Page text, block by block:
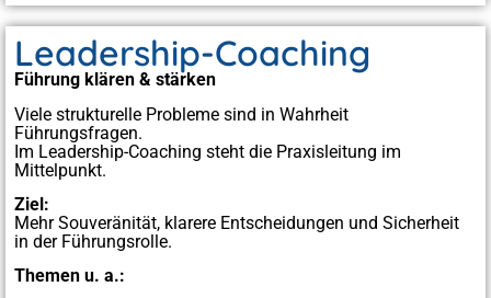
Leadership-Coaching
Führung klären & stärken
Viele strukturelle Probleme sind in Wahrheit
Führungsfragen.
Im Leadership-Coaching steht die Praxisleitung im
Mittelpunkt.
Ziel:
Mehr Souveränität, klarere Entscheidungen und Sicherheit
in der Führungsrolle.
Themen u. a.: